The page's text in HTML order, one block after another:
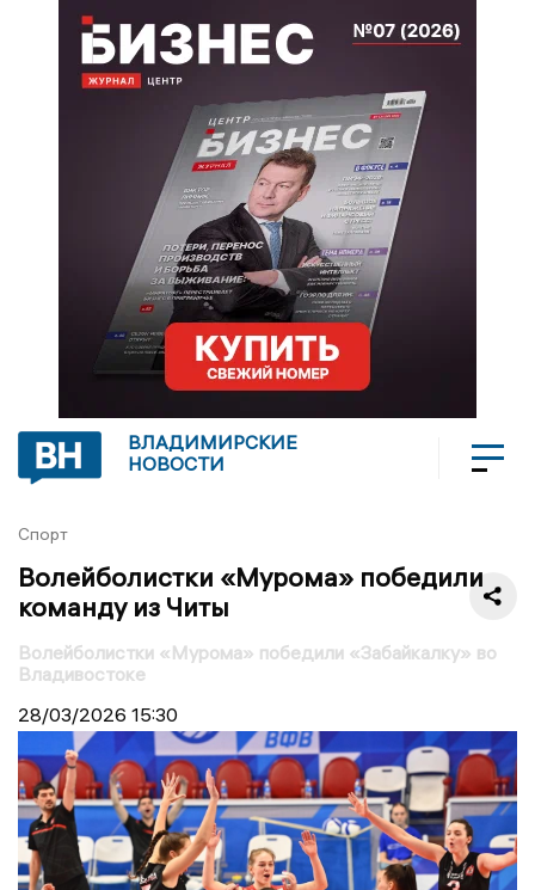
ВЛАДИМИРСКИЕ
НОВОСТИ
Спорт
Волейболистки «Мурома» победили
команду из Читы
Волейболистки «Мурома» победили «Забайкалку» во
Владивостоке
28/03/2026 15:30